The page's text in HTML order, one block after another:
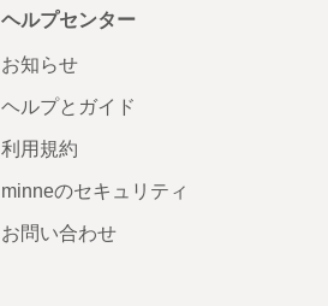
ヘルプセンター
お知らせ
ヘルプとガイド
利用規約
minneのセキュリティ
お問い合わせ